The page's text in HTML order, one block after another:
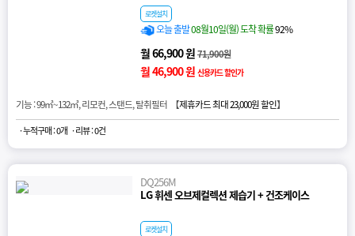
로켓설치
오늘 출발08월10일(월) 도착 확률92%
월 66,900 원71,900원
월 46,900 원 신용카드 할인가
기능 : 99㎡~132㎡, 리모컨, 스탠드, 탈취필터 【제휴카드 최대 23,000원 할인】
· 누적구매 : 0개 · 리뷰 : 0건
DQ256M
LG 휘센 오브제컬렉션 제습기 + 건조케이스
로켓설치